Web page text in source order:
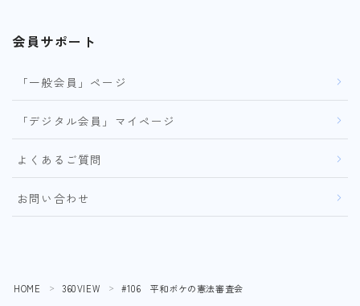
会員サポート
「一般会員」ページ
「デジタル会員」マイページ
よくあるご質問
お問い合わせ
HOME ＞ 360VIEW ＞ #106 平和ボケの憲法審査会